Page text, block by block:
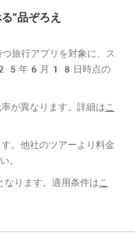
”品ぞろえ
旅行アプリを対象に、ス
年6月18日時点の
が異なります。詳細はこ
。他社のツアーより料金
。
ります。適用条件はこ